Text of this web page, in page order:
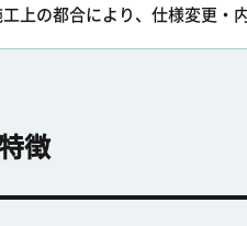
上の都合により、仕様変更・
徴